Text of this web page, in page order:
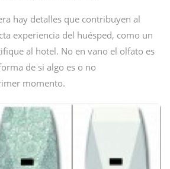
hay detalles que contribuyen al
experiencia del huésped, como un
al hotel. No en vano el olfato es
de si algo es o no
momento.